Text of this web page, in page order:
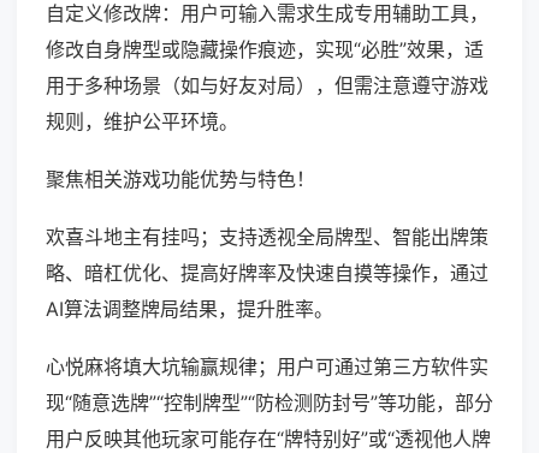
自定义修改牌：用户可输入需求生成专用辅助工具，
修改自身牌型或隐藏操作痕迹，实现“必胜”效果，适
用于多种场景（如与好友对局），但需注意遵守游戏
规则，维护公平环境。
聚焦相关游戏功能优势与特色！
欢喜斗地主有挂吗；支持透视全局牌型、智能出牌策
略、暗杠优化、提高好牌率及快速自摸等操作，通过
AI算法调整牌局结果，提升胜率。
心悦麻将填大坑输赢规律；用户可通过第三方软件实
现“随意选牌”“控制牌型”“防检测防封号”等功能，部分
用户反映其他玩家可能存在“牌特别好”或“透视他人牌